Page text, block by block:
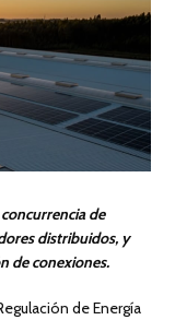
de
distribuidos, y
de conexiones.
de Energía